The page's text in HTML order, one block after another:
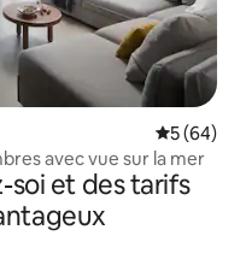
5 (64)
avec vue sur la mer
soi et des tarifs